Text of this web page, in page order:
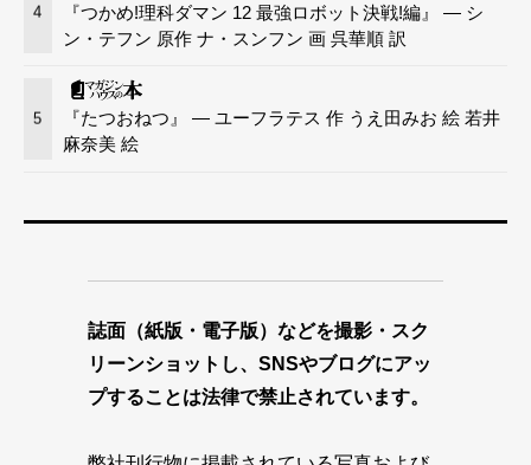
4
『つかめ!理科ダマン 12 最強ロボット決戦!編』 — シ
ン・テフン 原作 ナ・スンフン 画 呉華順 訳
5
『たつおねつ』 — ユーフラテス 作 うえ田みお 絵 若井
麻奈美 絵
誌面（紙版・電子版）などを撮影・スク
リーンショットし、SNSやブログにアッ
プすることは法律で禁止されています。